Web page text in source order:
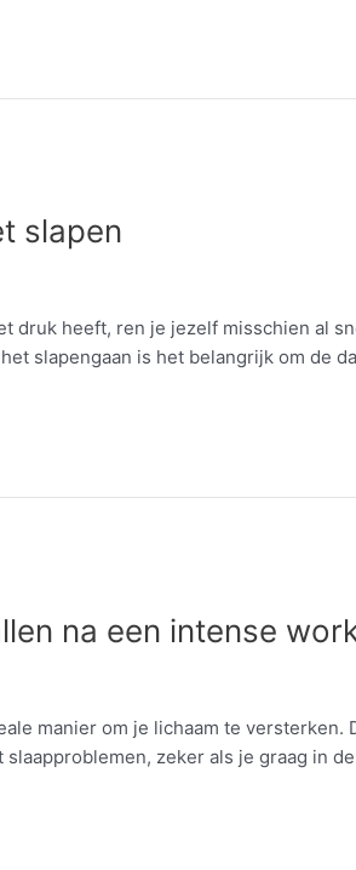
slapen
druk heeft, ren je jezelf misschien al
slapengaan is het belangrijk om de
na een intense
manier om je lichaam te
zeker als je graag in